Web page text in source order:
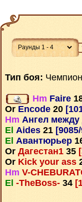
Тип боя:
Hm Faire
Or Encode 20
Hm Ангел
El Aides 21
El Авантюрьер
Or Дагестан1 35
Or Kick your ass
Hm V-
El -TheBoss- 34